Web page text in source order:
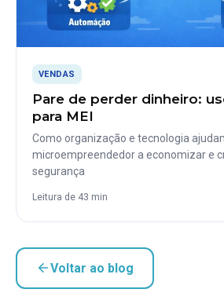
VENDAS
Pare de perder dinheiro:
para MEI
Como organização e tecnologia
microempreendedor a economizar e
segurança
Leitura de 43 min
Voltar ao blog